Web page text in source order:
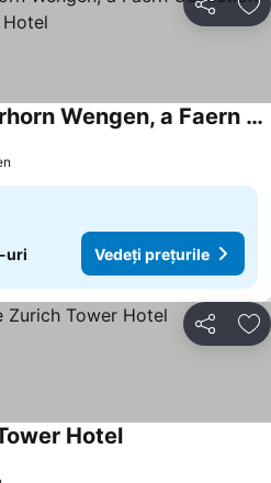
Distribuiți
Hotel Victoria Lauberhorn Wengen, a Faern Collection Hotel
uri Vedeți prețurile
Distribuiți
Hotel